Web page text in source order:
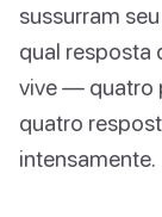
sussurram
qual resposta
vive — quatro
quatro
intensamente.